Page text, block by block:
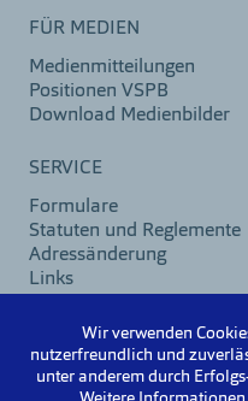
FÜR MEDIEN
Medienmitteilungen
Positionen VSPB
Download Medienbilder
SERVICE
Formulare
Statuten und Reglemente
Adressänderung
Links
Wir verwenden
nutzerfreundlich und
unter anderem durch